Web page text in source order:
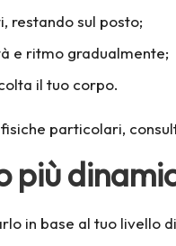
restando sul posto;
e ritmo gradualmente;
il tuo corpo.
particolari,
più
in base al tuo livello